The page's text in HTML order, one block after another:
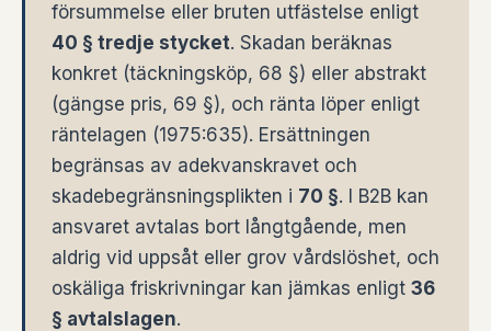
försummelse eller bruten utfästelse enligt
40 § tredje stycket. Skadan beräknas
konkret (täckningsköp, 68 §) eller abstrakt
(gängse pris, 69 §), och ränta löper enligt
räntelagen (1975:635). Ersättningen
begränsas av adekvanskravet och
skadebegränsningsplikten i 70 §. I B2B kan
ansvaret avtalas bort långtgående, men
aldrig vid uppsåt eller grov vårdslöshet, och
oskäliga friskrivningar kan jämkas enligt 36
§ avtalslagen.